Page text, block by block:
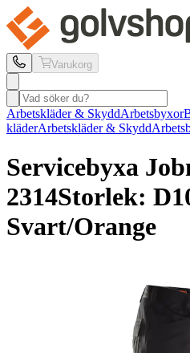
Varukorg
Arbetskläder & SkyddArbetsbyxor
kläderArbetskläder & Skydd
Servicebyxa
2314Storlek:
Svart/Orange